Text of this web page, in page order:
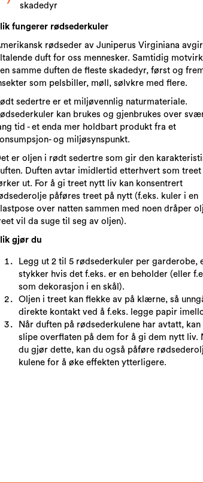
skadedyr
fungerer rødsederkuler
rødseder av Juniperus Virginiana
duft for oss mennesker. Samtidig
samme duften de fleste skadedyr, først og
som pelsbiller, møll, sølvkre med flere.
sedertre er et miljøvennlig naturmateriale.
kan brukes og gjenbrukes over
tid - et enda mer holdbart produkt fra et
og miljøsynspunkt.
er oljen i rødt sedertre som gir den
Duften avtar imidlertid etterhvert som treet
ut. For å gi treet nytt liv kan konsentrert
påføres treet på nytt (f.eks. kuler i en
over natten sammen med noen dråper
vil da suge til seg av oljen).
gjør du
Legg ut 2 til 5 rødsederkuler per garderobe,
stykker hvis det f.eks. er en beholder (eller
som dekorasjon i en skål).
Oljen i treet kan flekke av på klærne, så
direkte kontakt ved å f.eks. legge papir
Når duften på rødsederkulene har avtatt, kan
slipe overflaten på dem for å gi dem nytt liv.
du gjør dette, kan du også påføre
kulene for å øke effekten ytterligere.